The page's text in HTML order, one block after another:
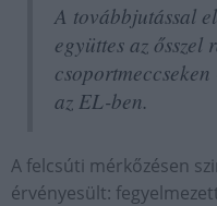
A továbbjutással
együttes az
az EL-ben.
A felcsúti mérkőzésen
érvényesült: